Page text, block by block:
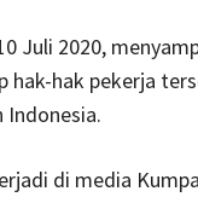
Juli 2020,
hak-hak pekerja
Indonesia.
di media